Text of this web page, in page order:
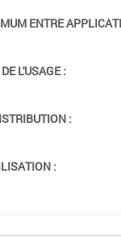
ENTRE
L'USAGE :
:
: